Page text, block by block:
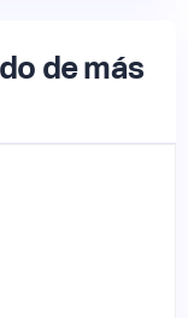
de más